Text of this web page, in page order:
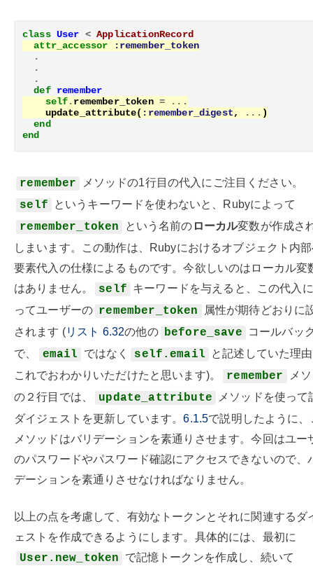
class User < ApplicationRecord
attr_accessor
:remember_token
.
.
.
def remember
self.remember_token =
...
update_attribute( :remember_digest, ... )
end
end
remember メソッドの1行目の代入にご注目ください。
self というキーワードを使わないと、Rubyによって
remember_token という名前の ローカル変数が作成さ
しまいます。この動作は、Rubyにおけるオブジェクト内
要素代入の仕様によるものです。今欲しいのはローカル変
はありません。
self キーワードを与えると、この代入
ってユーザーの remember_token
属性が期待どおりに
されます (リスト 6.32の他の before_save
コールバッ
で、
email ではなく self.email
と記述していた理
これでおわかりいただけたと思います)。
remember
メ
の２行目では、
update_attribute
メソッドを使って
ダイジェストを更新しています。6.1.5で説明したように、
メソッドはバリデーションを素通りさせます。今回はユー
のパスワードやパスワード確認にアクセスできないので、
デーションを素通りさせなければなりません。
以上の点を考慮して、有効なトークンとそれに関連するダ
ェストを作成できるようにします。具体的には、最初に
User.new_token で記憶トークンを作成し、続いて